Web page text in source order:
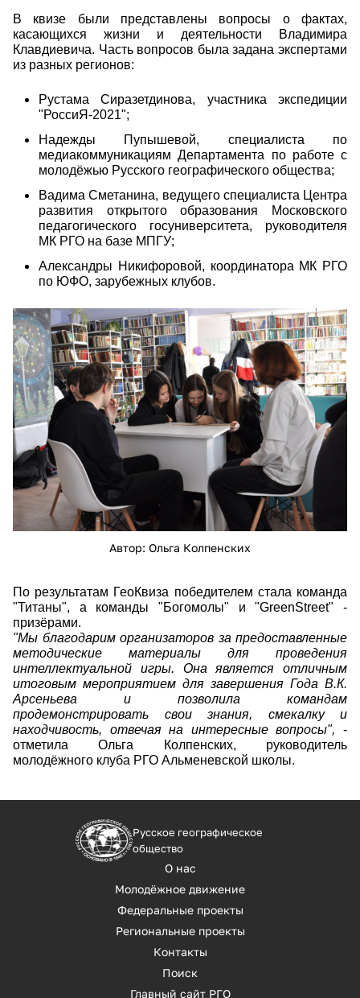
В квизе были представлены вопросы о фактах,
касающихся жизни и деятельности Владимира
Клавдиевича. Часть вопросов была задана экспертами
из разных регионов:
Рустама Сиразетдинова, участника экспедиции
"РоссиЯ-2021";
Надежды Пупышевой, специалиста по
медиакоммуникациям Департамента по работе с
молодёжью Русского географического общества;
Вадима Сметанина, ведущего специалиста Центра
развития открытого образования Московского
педагогического госуниверситета, руководителя
МК РГО на базе МПГУ;
Александры Никифоровой, координатора МК РГО
по ЮФО, зарубежных клубов.
eeseb2bpdc4.jpg
Автор: Ольга Колпенских
По результатам ГеоКвиза победителем стала команда
"Титаны", а команды "Богомолы" и "GreenStreet" -
призёрами.
"Мы благодарим организаторов за предоставленные
методические материалы для проведения
интеллектуальной игры. Она является отличным
итоговым мероприятием для завершения Года В.К.
Арсеньева и позволила командам
продемонстрировать свои знания, смекалку и
находчивость, отвечая на интересные вопросы",
-
отметила Ольга Колпенских, руководитель
молодёжного клуба РГО Альменевской школы.
Русское географическое
общество
О нас
Молодёжное движение
Федеральные проекты
Региональные проекты
Контакты
Поиск
Главный сайт РГО